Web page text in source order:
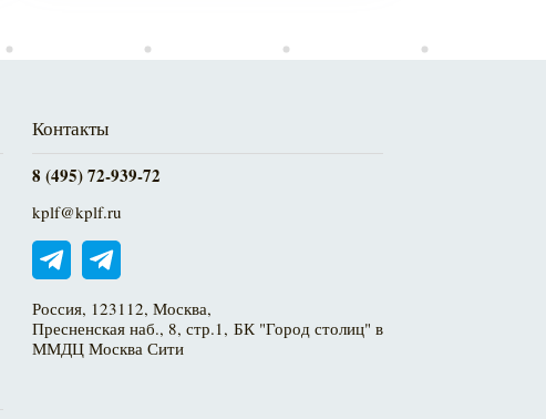
Контакты
8 (495) 72-939-72
kplf@kplf.ru
Россия, 123112, Москва,
Пресненская наб., 8, стр.1, БК "Город столиц" в
ММДЦ Москва Сити